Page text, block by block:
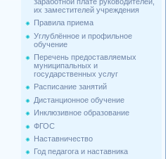
их заместителей учреждения
Правила приема
Углублённое и профильное
обучение
Перечень предоставляемых
муниципальных и
государственных услуг
Расписание занятий
Дистанционное обучение
Инклюзивное образование
ФГОС
Наставничество
Год педагога и наставника